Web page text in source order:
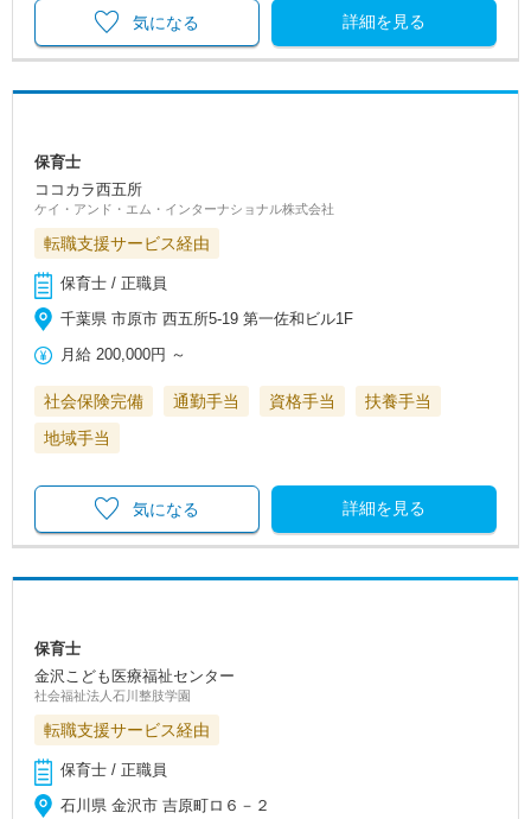
詳細を見る
気になる
保育士
ココカラ西五所
ケイ・アンド・エム・インターナショナル株式会社
転職支援サービス経由
保育士 / 正職員
千葉県 市原市 西五所5-19 第一佐和ビル1F
月給 200,000円 ～
社会保険完備 通勤手当 資格手当
扶養手当
地域手当
詳細を見る
気になる
保育士
金沢こども医療福祉センター
社会福祉法人石川整肢学園
転職支援サービス経由
保育士 / 正職員
石川県 金沢市 吉原町ロ６－２